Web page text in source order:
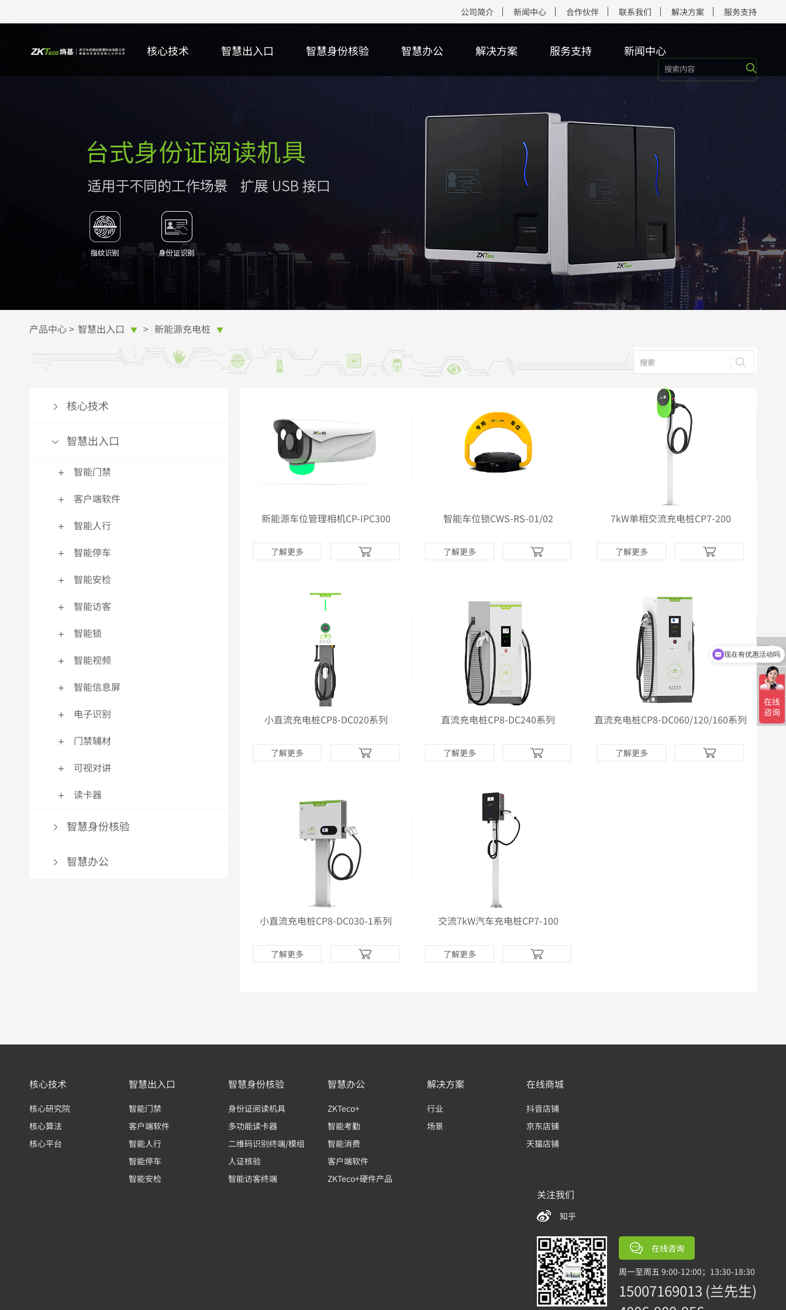
公司简介 新闻中心 合作伙伴 联系我们 解决方案 服务支持
核心技术
核心研究院
更多>>
核心算法 核心平台
智慧出入口
智能门禁
多模态生物识别智能门禁终端
生物识别智能门禁控制器
射频卡识别智能门禁控制器
客户端软件
门禁系统管理平台
百傲瑞达管理平台
更多>>
智能人行
智能摆闸
更多>>
智能停车
智能车牌识别终端
更多>>
X射线安全检查设备
通过式金属探测门
磁性物质探测立柱
更多>>
多功能智能访客终端
更多>>
智能锁
智能挂锁
更多>>
智能摄像机
更多>>
慧眼感知信息屏系列
会议一体机
更多>>
智能卡
更多>>
门禁辅材
闭门器
更多>>
可视对讲
室内机
更多>>
读卡器
生物识别读卡器
射频卡读卡器
更多>>
智慧身份核验
身份证阅读机具
内置式身份证阅读机具
台式身份证阅读机具
手持式身份证阅读机具
多功能读卡器
更多>>
二维码识别终端/模组
人证核验
手持式智能人证核验终端
智能访客终端
访客闸机终端
更多>>
生物识别采集器
指纹采集器
温度采集器
更多>>
生物识别模块
人脸识别模块
更多>>
百傲慧识多模态后台比对系统
更多>>
熵基百傲慧识人脸服务器
智慧办公
ZKTeco+
更多>>
智能考勤
射频卡识别智能考勤终端
多模态生物识别智能考勤终端
更多>>
智能消费
离线式智能消费终端
在线式智能消费终端
更多>>
客户端软件
ZKTime熵基智能考勤管理系统
E-ZKEco Pro熵基时间&安全精细化管理
ZKTime微服务器
更多>>
智能云终端
更多>>
解决方案
智慧园区
智慧校园
智慧零售
场景
智慧人行
智慧停车
更多>>
服务支持
服务公告
服务&公告
安全&通告
下载中心
彩页
培训视频
更多>>
售后服务
服务站点查询
更多>>
在线支持
常见问题
更多>>
新闻中心
公司动态
更多>>
行业动态
产品中心> 智慧出入口 ▼ > 新能源充电桩 ▼
核心技术
智慧出入口
智能门禁
客户端软件
智能人行
智能停车
智能安检
智能访客
智能锁
智能视频
智能信息屏
电子识别
门禁辅材
可视对讲
读卡器
智慧身份核验
智慧办公
新能源车位管理相机CP-IPC300
了解更多
智能车位锁CWS-RS-01/02
了解更多
7kW单相交流充电桩CP7-200
了解更多
小直流充电桩CP8-DC020系列
了解更多
直流充电桩CP8-DC240系列
了解更多
直流充电桩CP8-DC060/120/160系列
了解更多
小直流充电桩CP8-DC030-1系列
了解更多
交流7kW汽车充电桩CP7-100
了解更多
核心技术
核心研究院
核心算法
核心平台
智慧出入口
智能门禁
客户端软件
智能人行
智能停车
智能安检
智慧身份核验
身份证阅读机具
多功能读卡器
二维码识别终端/模组
人证核验
智能访客终端
智慧办公
ZKTeco+
智能考勤
智能消费
客户端软件
ZKTeco+硬件产品
解决方案
行业
场景
在线商城
抖音店铺
京东店铺
天猫店铺
关注我们
知乎
在线咨询
周一至周五 9:00-12:00；13:30-18:30
15007169013 (兰先生)
现在有优惠活动吗
请问怎么购买